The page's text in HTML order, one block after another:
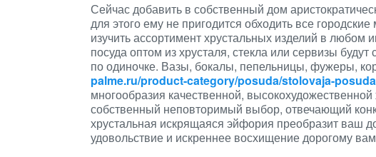
Сейчас добавить в собственный дом
для этого ему не пригодится обходить все
изучить ассортимент хрустальных изделий в любом
посуда оптом из хрусталя, стекла или сервизы
по одиночке. Вазы, бокалы, пепельницы, фужеры,
palme.ru/product-category/posuda/stolovaja-
многообразия качественной,
собственный неповторимый выбор, отвечающий
хрустальная искрящаяся эйфория преобразит ваш
удовольствие и искреннее восхищение дорогому